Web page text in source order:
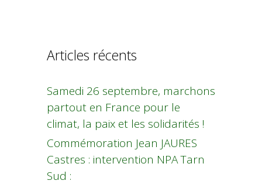
Articles récents
Samedi 26 septembre, marchons
partout en France pour le
climat, la paix et les solidarités !
Commémoration Jean JAURES
Castres : intervention NPA Tarn
Sud :